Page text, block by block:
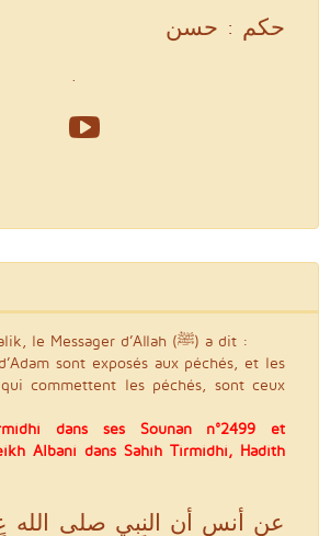
حكم : حسن
D’après Anas ibn Malik, le Messager d’Allah (ﷺ) a dit :
sont exposés aux péchés, et les
commettent les péchés, sont ceux
dans ses Sounan n°2499 et
Albani dans Sahîh Tirmidhi, Hadith
عن أنس أن النبي صلى الله